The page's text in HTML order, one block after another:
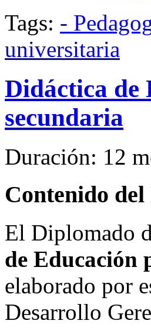
Tags: -
universitaria
Didáctica de
secundaria
Duración: 12
Contenido
El Diplomado
de Educación
elaborado por
Desarrollo